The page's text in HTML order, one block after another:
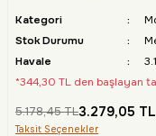
Kategori
Stok Durumu
Havale
*344,30 TL den başlayan
5.178,45 TL3.279,05 TL
Taksit Seçenekler